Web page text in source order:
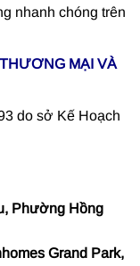
nhanh chóng trên
MẠI VÀ
do sở Kế Hoạch
Phường Hồng
Grand Park,